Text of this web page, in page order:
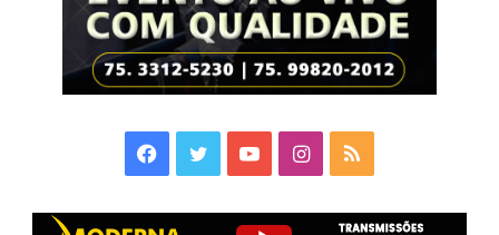
Facebook
TwitterYouTubeInstagram
RSS